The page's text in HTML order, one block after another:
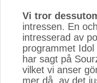
Vi tror
intressen. En
intresserad av
programmet
har sagt på
vilket vi anser
mer då, av det